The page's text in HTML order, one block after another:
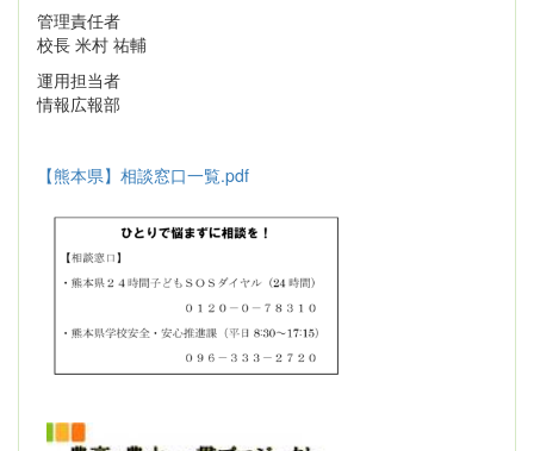
管理責任者
校長 米村 祐輔
運用担当者
情報広報部
【熊本県】相談窓口一覧.pdf